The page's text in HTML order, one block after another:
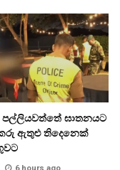
ඝාතනයට
ඇතුළු තිදෙනෙක්
6 hours ago